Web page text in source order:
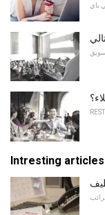
باي
Intresting articles